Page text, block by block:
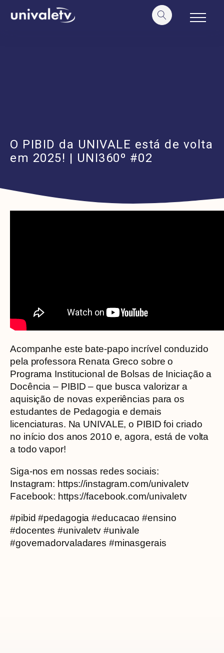
conteúdo
O PIBID da UNIVALE está de volta
em 2025! | UNI360º #02
Acompanhe este bate-papo incrível conduzido
pela professora Renata Greco sobre o
Programa Institucional de Bolsas de Iniciação a
Docência – PIBID – que busca valorizar a
aquisição de novas experiências para os
estudantes de Pedagogia e demais
licenciaturas. Na UNIVALE, o PIBID foi criado
no início dos anos 2010 e, agora, está de volta
a todo vapor!
Siga-nos em nossas redes sociais:
Instagram: https://instagram.com/univaletv
Facebook: https://facebook.com/univaletv
#pibid #pedagogia #educacao #ensino
#docentes #univaletv #univale
#governadorvaladares #minasgerais